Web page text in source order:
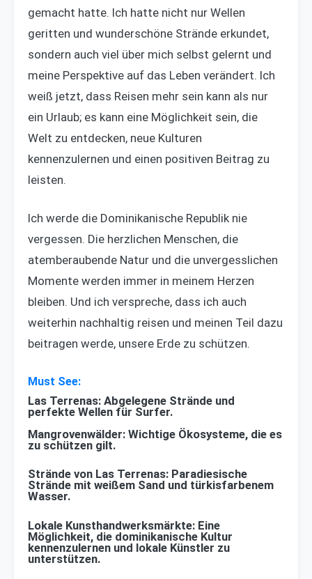
gemacht hatte. Ich hatte nicht nur Wellen
geritten und wunderschöne Strände erkundet,
sondern auch viel über mich selbst gelernt und
meine Perspektive auf das Leben verändert. Ich
weiß jetzt, dass Reisen mehr sein kann als nur
ein Urlaub; es kann eine Möglichkeit sein, die
Welt zu entdecken, neue Kulturen
kennenzulernen und einen positiven Beitrag zu
leisten.
Ich werde die Dominikanische Republik nie
vergessen. Die herzlichen Menschen, die
atemberaubende Natur und die unvergesslichen
Momente werden immer in meinem Herzen
bleiben. Und ich verspreche, dass ich auch
weiterhin nachhaltig reisen und meinen Teil dazu
beitragen werde, unsere Erde zu schützen.
Las Terrenas: Abgelegene Strände und
perfekte Wellen für Surfer.
Mangrovenwälder: Wichtige Ökosysteme, die es
zu schützen gilt.
Strände von Las Terrenas: Paradiesische
Strände mit weißem Sand und türkisfarbenem
Wasser.
Lokale Kunsthandwerksmärkte: Eine
Möglichkeit, die dominikanische Kultur
kennenzulernen und lokale Künstler zu
unterstützen.